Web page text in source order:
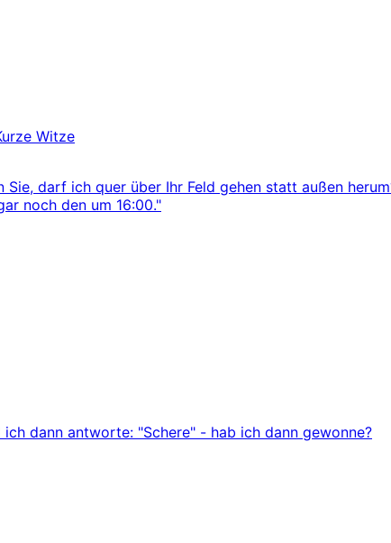
Witze
darf ich quer über Ihr Feld gehen statt außen
noch den um 16:00."
dann antworte: "Schere" - hab ich dann gewonne?